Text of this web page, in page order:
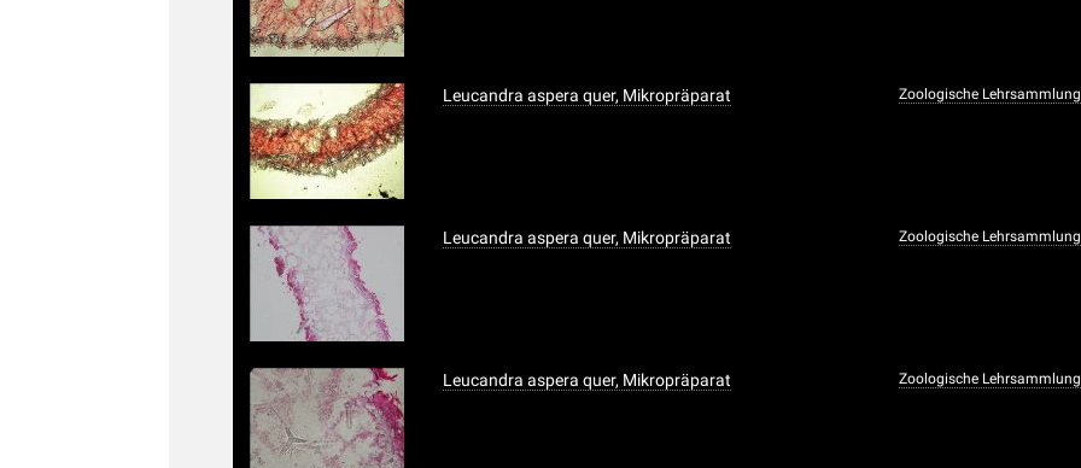
Leucandra aspera quer, Mikropräparat Zoologische Lehrsammlung
Leucandra aspera quer, Mikropräparat Zoologische Lehrsammlung
Leucandra aspera quer, Mikropräparat Zoologische Lehrsammlung